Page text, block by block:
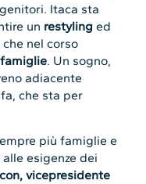
Itaca sta
un restyling ed
nel corso
. Un sogno,
adiacente
che sta per
più famiglie e
esigenze dei
vicepresidente